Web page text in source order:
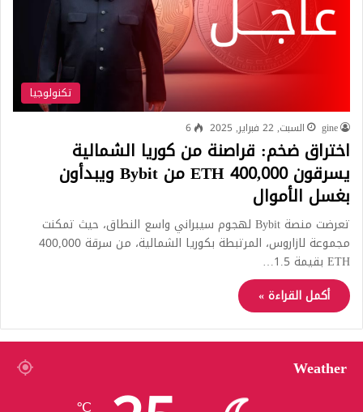
تكنولوجيا
gine السبت, 22 فبراير, 2025 6
اختراق ضخم: قراصنة من كوريا الشمالية
يسرقون 400,000 ETH من Bybit ويبدأون
بغسل الأموال
تعرضت منصة Bybit لهجوم سيبراني واسع النطاق، حيث تمكنت
مجموعة لازاروس، المرتبطة بكوريا الشمالية، من سرقة 400,000
ETH بقيمة 1.5…
أكمل القراءة »
Weather